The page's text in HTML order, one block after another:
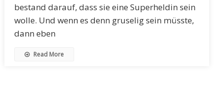
bestand darauf, dass sie eine Superheldin sein
wolle. Und wenn es denn gruselig sein müsste,
dann eben
Read More